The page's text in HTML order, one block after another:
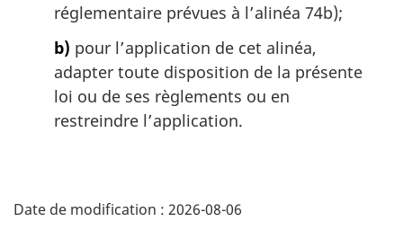
réglementaire prévues à l’alinéa 74b);
b) pour l’application de cet alinéa,
adapter toute disposition de la présente
loi ou de ses règlements ou en
restreindre l’application.
é
Date de modification : 2026-08-06